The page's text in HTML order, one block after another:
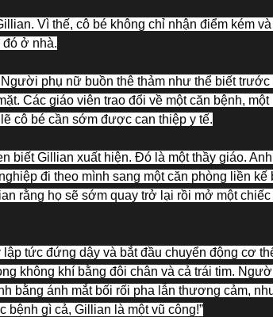
Vì thế, cô bé không chỉ nhận điểm kém
đó ở nhà.
phụ nữ buồn thê thảm như thể biết trước
Các giáo viên trao đổi về một căn bệnh,
cô bé cần sớm được can thiệp y tế.
biết Gillian xuất hiện. Đó là một thầy giáo.
đi theo mình sang một căn phòng liền kế
rằng họ sẽ sớm quay trở lại rồi mở một
tức đứng dậy và bắt đầu chuyển động cơ
không khí bằng đôi chân và cả trái tim.
bằng ánh mắt bối rối pha lẫn thương cảm,
bệnh gì cả, Gillian là một vũ công!”